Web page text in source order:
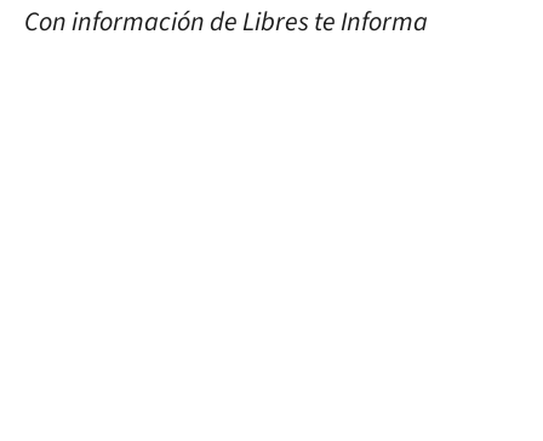
Con información de Libres te Informa